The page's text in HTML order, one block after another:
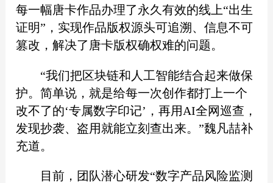
每一幅唐卡作品办理了永久有效的线上“出生
证明”，实现作品版权源头可追溯、信息不可
篡改，解决了唐卡版权确权难的问题。
“我们把区块链和人工智能结合起来做保
护。简单说，就是给每一次创作都打上一个
改不了的‘专属数字印记’，再用AI全网巡查，
发现抄袭、盗用就能立刻查出来。”魏凡喆补
充道。
目前，团队潜心研发“数字产品风险监测